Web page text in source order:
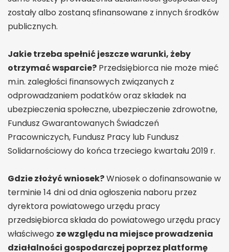
zostały albo zostaną sfinansowane z innych środków
publicznych.
Jakie trzeba spełnić jeszcze warunki, żeby
otrzymać wsparcie? Przedsiębiorca nie może mieć
m.in. zaległości finansowych związanych z
odprowadzaniem podatków oraz składek na
ubezpieczenia społeczne, ubezpieczenie zdrowotne,
Fundusz Gwarantowanych Świadczeń
Pracowniczych, Fundusz Pracy lub Fundusz
Solidarnościowy do końca trzeciego kwartału 2019 r.
Gdzie złożyć wniosek?Wniosek o dofinansowanie w
terminie 14 dni od dnia ogłoszenia naboru przez
dyrektora powiatowego urzędu pracy
przedsiębiorca składa do powiatowego urzędu pracy
właściwego ze względu na miejsce prowadzenia
działalności gospodarczej poprzez platformę